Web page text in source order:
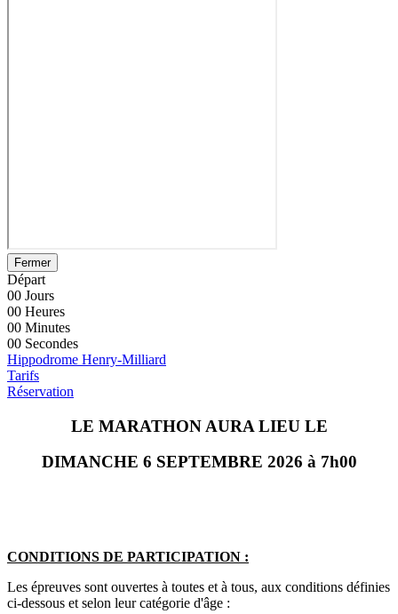
Fermer
Départ
00 Jours
00 Heures
00 Minutes
00 Secondes
Hippodrome Henry-Milliard
Tarifs
Réservation
LE MARATHON AURA LIEU LE
DIMANCHE 6 SEPTEMBRE 2026 à 7h00
CONDITIONS DE PARTICIPATION :
Les épreuves sont ouvertes à toutes et à tous, aux conditions définies
ci-dessous et selon leur catégorie d'âge :